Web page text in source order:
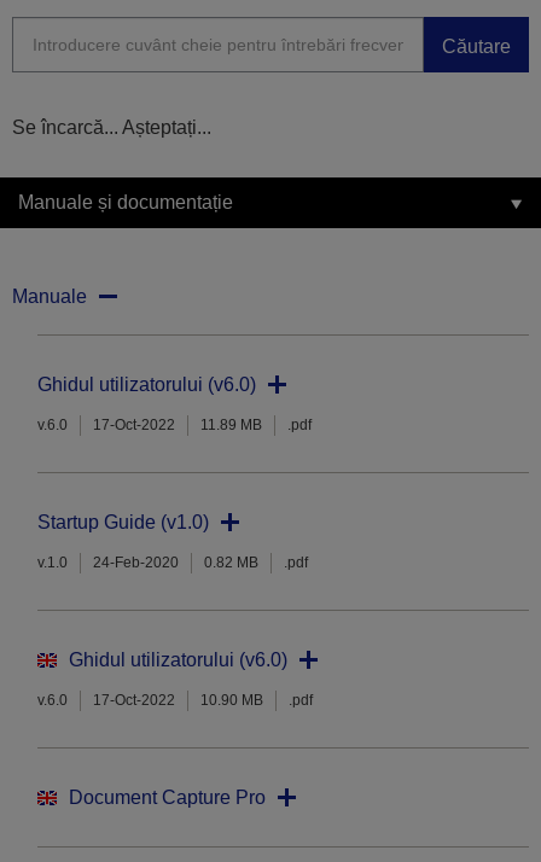
Căutare
Se încarcă... Așteptați...
Manuale și documentație
Manuale
Ghidul utilizatorului (v6.0)
v.6.0 17-Oct-2022 11.89 MB .pdf
Startup Guide (v1.0)
v.1.0 24-Feb-2020 0.82 MB .pdf
Ghidul utilizatorului (v6.0)
v.6.0 17-Oct-2022 10.90 MB .pdf
Document Capture Pro